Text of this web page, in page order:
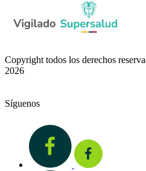
Copyright todos los derechos
2026
Síguenos